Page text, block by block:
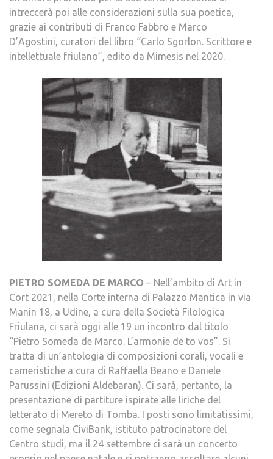
intreccerà poi alle considerazioni sulla sua poetica,
grazie ai contributi di Franco Fabbro e Marco
D’Agostini, curatori del libro “Carlo Sgorlon. Scrittore e
intellettuale friulano”, edito da Mimesis nel 2020.
PIETRO SOMEDA DE MARCO – Nell’ambito di Art in
Cort 2021, nella Corte interna di Palazzo Mantica in via
Manin 18, a Udine, a cura della Società Filologica
Friulana, ci sarà oggi alle 19 un incontro dal titolo
“Pietro Someda de Marco. L’armonie de to vos”. Si
tratta di un’antologia di composizioni corali, vocali e
cameristiche a cura di Raffaella Beano e Daniele
Parussini (Edizioni Aldebaran). Ci sarà, pertanto, la
presentazione di partiture ispirate alle liriche del
letterato di Mereto di Tomba. I posti sono limitatissimi,
come segnala CiviBank, istituto patrocinatore del
Centro studi, ma il 24 settembre ci sarà un concerto